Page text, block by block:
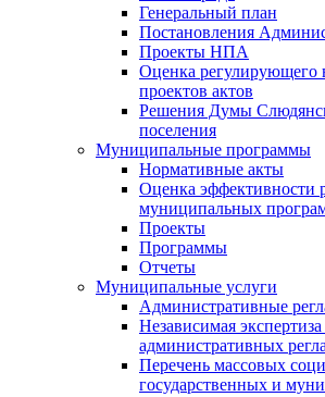
Генеральный план
Постановления
Проекты НПА
Оценка регулирующего
проектов актов
Решения Думы
поселения
Муниципальные программы
Нормативные акты
Оценка эффективности
муниципальных
Проекты
Программы
Отчеты
Муниципальные услуги
Административные
Независимая
административных
Перечень массовых
государственных и